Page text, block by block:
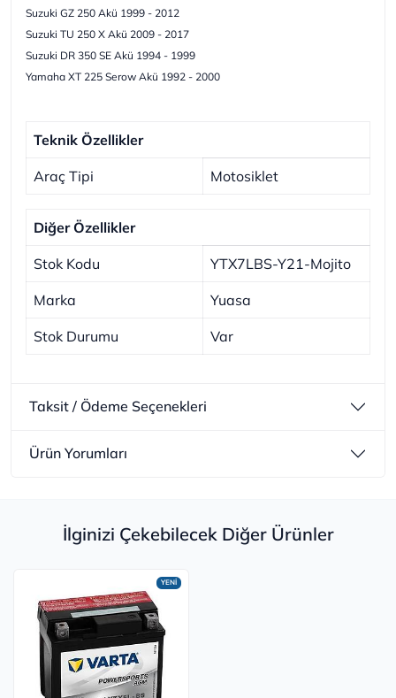
Suzuki GZ 250 Akü 1999 - 2012
Suzuki TU 250 X Akü 2009 - 2017
Suzuki DR 350 SE Akü 1994 - 1999
Yamaha XT 225 Serow Akü 1992 - 2000
Teknik Özellikler
Araç Tipi Motosiklet
Diğer Özellikler
Stok Kodu YTX7LBS-Y21-Mojito
Marka Yuasa
Stok Durumu Var
Taksit / Ödeme Seçenekleri
Ürün Yorumları
İlginizi Çekebilecek Diğer Ürünler
YENİ